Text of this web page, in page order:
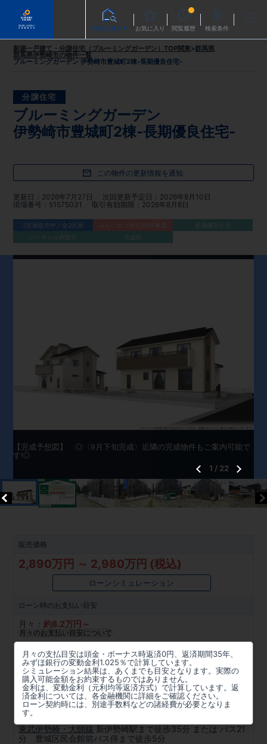
物件を探す お気に入り 閲覧履歴 検索条件
新築一戸建て・分譲住宅（ブルーミングガーデン）TOP関東>群馬県
群馬県伊勢崎市の物件一覧
ブルーミングガーデン 伊勢崎市豊城町2棟-長期優良住宅-
分譲住宅
ブルーミングガーデン
伊勢崎市豊城町2棟-長期優良住宅-
この物件の更新情報を通知
更新日 2026年7月27日 次回更新予定日
2026年8月10日
現場番号
51575031 取引有効期限 2026年8月8日
2区画販売中／全2区画
長期優良住宅
バーチャル内覧可
完成前
販売価格
2,890万円 ～ 2,980万円 (税込)
ローンシミュレーション
ローン時のお支払い目安
月々：約8.2万円～
月々のお支払い目安について
月々の支払目安は頭金・ボーナス時返済0円、返済期間35年、
みずほ銀行の変動金利1.025％で計算しています。
シミュレーション結果は、あくまでも目安となります。実際の
購入可能金額をお約束するものではありません。
金利は、変動金利（元利均等返済方式）で計算しています。返
済金利については、各金融機関に詳細をご確認ください。
ローン契約時には、別途手数料などの諸経費が必要となりま
す。
所在地
群馬県伊勢崎市豊城町1991番27他(地番)
周辺マップを見る
アクセス
東武伊勢崎・大師線 新伊勢崎駅まで徒歩35分 または バス21
分 豊城区民会館前バス停まで徒歩5分
【完成予想図】 ◎〈9月下旬完成〉近隣の完成物件もご案内可能で
す!◎
1 / 22